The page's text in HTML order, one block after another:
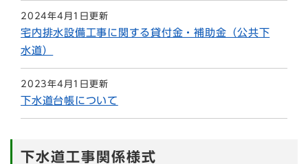
2024年4月1日更新
宅内排水設備工事に関する貸付金・補助金（公共下
水道）
2023年4月1日更新
下水道台帳について
下水道工事関係様式